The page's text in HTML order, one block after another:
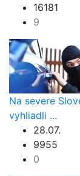
16181
9
Na severe
vyhliadli ...
28.07.
9955
0